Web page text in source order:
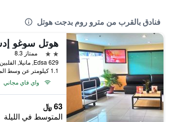
فنادق بالقرب من مترو روم بدجت هوتل
هوتل سوغو
2 نجمتين
ممتاز 8.3
629 Edsa, مانيلا, الفلبين
1.1 كيلومتر عن وسط المدينة
واي فاي مجاني
63 ﷼
المتوسط في الليلة